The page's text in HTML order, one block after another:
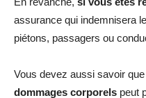
assurance qui indemnisera
piétons, passagers ou
Vous devez aussi savoir que
dommages corporels peut